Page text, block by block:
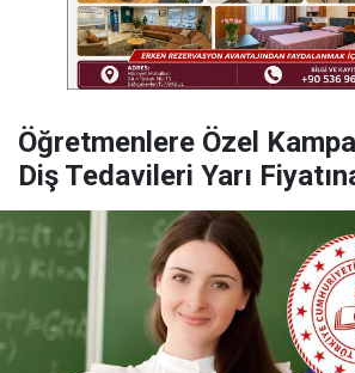
Öğretmenlere Özel
Diş Tedavileri Yarı